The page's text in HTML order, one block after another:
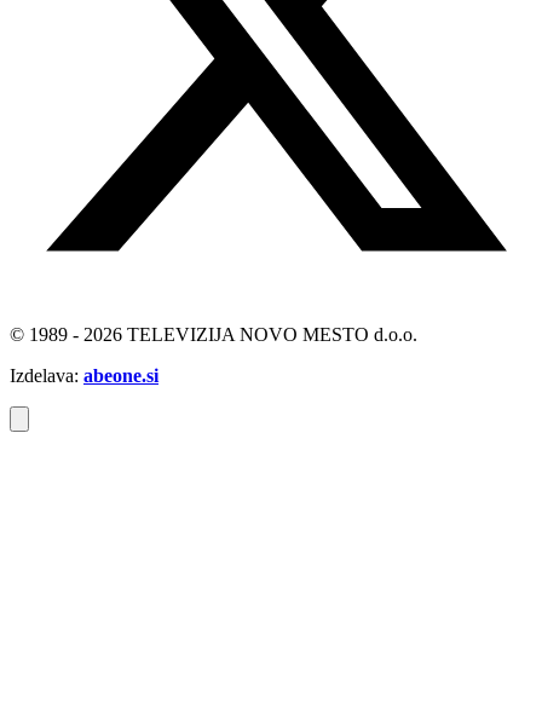
© 1989 - 2026 TELEVIZIJA NOVO MESTO d.o.o.
Izdelava: abeone.si